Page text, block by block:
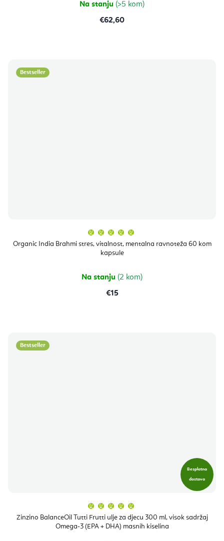
Na stanju (>5 kom)
€62,60
Bestseller
Organic India Brahmi stres, vitalnost, mentalna ravnoteža 60 kom
kapsule
proizvoda
je
zvjezdica.
Na stanju (2 kom)
€15
Bestseller
Besplatna
dostava
Zinzino BalanceOil Tutti Frutti ulje za djecu 300 ml, visok sadržaj
Omega-3 (EPA + DHA) masnih kiselina
proizvoda
je
5,0